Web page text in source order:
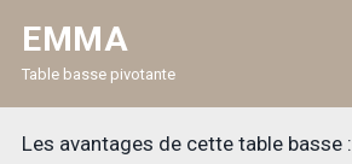
EMMA
Table basse pivotante
Les avantages de cette table basse :